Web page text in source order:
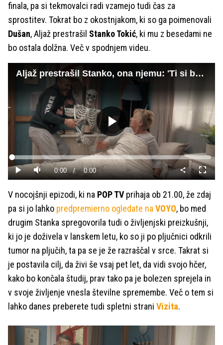
finala, pa si tekmovalci radi vzamejo tudi čas za
sprostitev. Tokrat bo z okostnjakom, ki so ga poimenovali
Dušan, Aljaž prestrašil Stanko Tokić, ki mu z besedami ne
bo ostala dolžna. Več v spodnjem videu.
Aljaž prestrašil Stanko, ona njemu: 'Ti si bolan!'
Predvajaj
Predvajaj
Tiho Current
Time
0:00 / Duration
0:00
Loaded:
0%
način
V nocojšnji epizodi, ki na POP TV prihaja ob 21.00, že zdaj
pa si jo lahko predpremierno ogledate na VOYO, bo med
drugim Stanka spregovorila tudi o življenjski preizkušnji,
ki jo je doživela v lanskem letu, ko so ji po pljučnici odkrili
tumor na pljučih, ta pa se je že razraščal v srce. Takrat si
je postavila cilj, da živi še vsaj pet let, da vidi svojo hčer,
kako bo končala študij, prav tako pa je bolezen sprejela in
v svoje življenje vnesla številne spremembe. Več o tem si
lahko danes preberete tudi spletni strani Vizita.